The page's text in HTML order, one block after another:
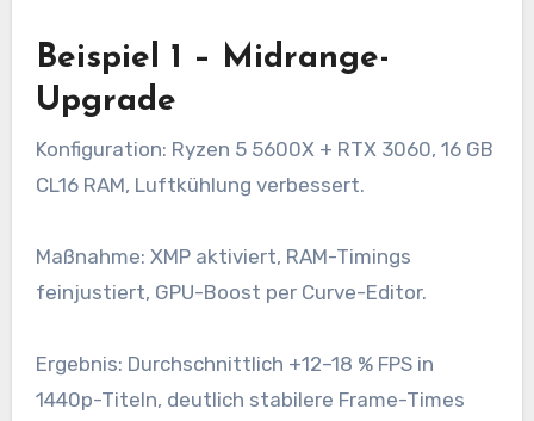
Beispiel 1 – Midrange-
Upgrade
Konfiguration: Ryzen 5 5600X + RTX 3060, 16 GB
CL16 RAM, Luftkühlung verbessert.
Maßnahme: XMP aktiviert, RAM-Timings
feinjustiert, GPU-Boost per Curve-Editor.
Ergebnis: Durchschnittlich +12–18 % FPS in
1440p-Titeln, deutlich stabilere Frame-Times